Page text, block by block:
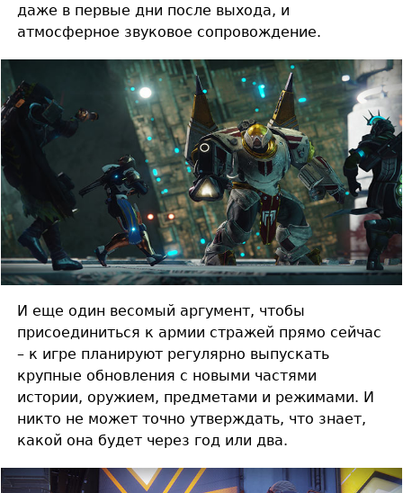
даже в первые дни после выхода, и
атмосферное звуковое сопровождение.
И еще один весомый аргумент, чтобы
присоединиться к армии стражей прямо сейчас
– к игре планируют регулярно выпускать
крупные обновления с новыми частями
истории, оружием, предметами и режимами. И
никто не может точно утверждать, что знает,
какой она будет через год или два.